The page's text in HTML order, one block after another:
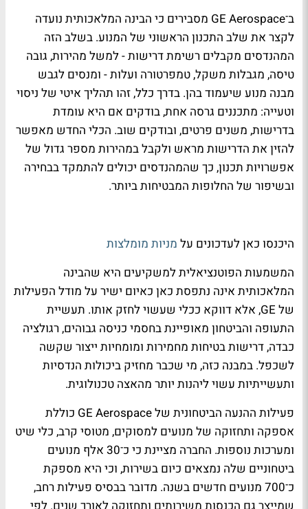
ב־GE Aerospace מסבירים כי הבינה המלאכותית נועדה
לקצר את שלב התכנון הראשוני של המנוע. בשלב הזה
המהנדסים מקבלים רשימת דרישות - למשל מהירות, גובה
טיסה, מגבלות משקל, טמפרטורה ועלות - ומנסים לגבש
מבנה מנוע שיעמוד בהן. בדרך כלל, זהו תהליך איטי של ניסוי
וטעייה: מתכננים גרסה אחת, בודקים אם היא עומדת
בדרישות, משנים פרטים, ובודקים שוב. הכלי החדש מאפשר
להזין את הדרישות מראש ולקבל במהירות מספר גדול של
אפשרויות תכנון, כך שהמהנדסים יכולים להתמקד בבחירה
ובשיפור של החלופות המבטיחות ביותר.
היכנסו כאן לעדכונים על מניות מומלצות
המשמעות הפוטנציאלית למשקיעים היא שהבינה
המלאכותית אינה נתפסת כאן כאיום ישיר על מודל הפעילות
של GE, אלא דווקא ככלי שעשוי לחזק אותו. תעשיית
התעופה והביטחון מאופיינת בחסמי כניסה גבוהים, רגולציה
כבדה, דרישות בטיחות מחמירות ומומחיות ייצור שקשה
לשכפל. במבנה כזה, מי שכבר מחזיק ביכולות הנדסיות
ותעשייתיות עשוי ליהנות יותר מהאצה טכנולוגית.
פעילות ההנעה הביטחונית של GE Aerospace כוללת
אספקה ותחזוקה של מנועים למסוקים, מטוסי קרב, כלי שיט
ומערכות נוספות. החברה מציינת כי כ־30 אלף מנועים
ביטחוניים שלה נמצאים כיום בשירות, וכי היא מספקת
כ־700 מנועים חדשים בשנה. מדובר בבסיס פעילות רחב,